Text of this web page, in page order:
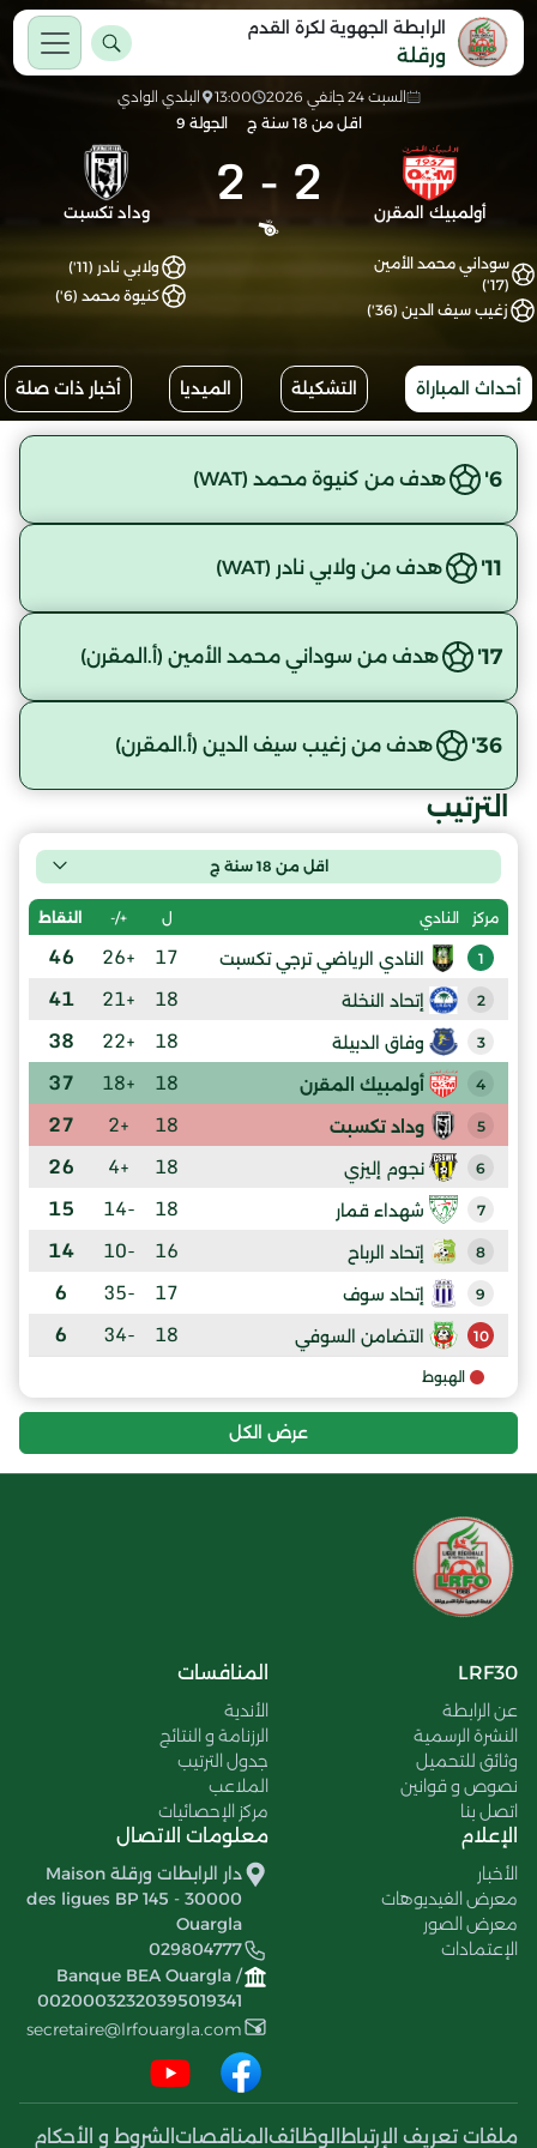
الرابطة الجهوية لكرة القدم
ورقلة
السبت 24 جانفي 2026 13:00
البلدي الوادي
اقل من 18 سنة ج
الجولة 9
أولمبيك المقرن 2
-
2 وداد تكسبت
سوداني محمد الأمين
(17')
زغيب سيف الدين (36')
ولابي نادر (11')
كنيوة محمد (6')
أحداث المباراة التشكيلة الميديا أخبار ذات صلة
6' هدف من كنيوة محمد (WAT)
11' هدف من ولابي نادر (WAT)
17' هدف من سوداني محمد الأمين (أ.المقرن)
36' هدف من زغيب سيف الدين (أ.المقرن)
الترتيب
اقل من 18 سنة ج
مركز النادي ل +/- النقاط
1 النادي الرياضي ترجي تكسبت 17
+26
46
2 إتحاد النخلة 18
+21
41
3 وفاق الدبيلة 18
+22
38
4 أولمبيك المقرن 18
+18
37
5 وداد تكسبت 18
+2
27
6 نجوم إليزي 18
+4
26
7 شهداء قمار 18
-14
15
8 إتحاد الرباح 16
-10
14
9 إتحاد سوف 17
-35
6
10 التضامن السوفي 18
-34
6
الهبوط
عرض الكل
LRF30
عن الرابطة
النشرة الرسمية
وثائق للتحميل
نصوص و قوانين
اتصل بنا
المنافسات
الأندية
الرزنامة و النتائج
جدول الترتيب
الملاعب
مركز الإحصائيات
الإعلام
الأخبار
معرض الفيديوهات
معرض الصور
الإعتمادات
معلومات الاتصال
دار الرابطات ورقلة Maison
des ligues BP 145 - 30000
Ouargla
029804777
Banque BEA Ouargla /
00200032320395019341
secretaire@lrfouargla.com
ملفات تعريف الإرتباط الوظائف المناقصات الشروط و الأحكام